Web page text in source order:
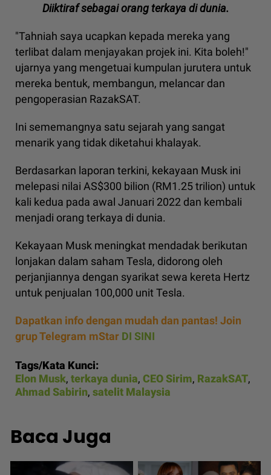
Diiktiraf sebagai orang terkaya di dunia.
"Tahniah saya ucapkan kepada mereka yang
terlibat dalam menjayakan projek ini. Kita boleh!"
ujarnya yang mengetuai kumpulan jurutera untuk
mereka bentuk, membangun, melancar dan
pengoperasian RazakSAT.
Ini sememangnya satu sejarah yang sangat
menarik yang tidak diketahui khalayak.
Berdasarkan laporan terkini, kekayaan Musk ini
melepasi nilai AS$300 bilion (RM1.25 trilion) untuk
kali kedua pada awal Januari 2022 dan kembali
menjadi orang terkaya di dunia.
Kekayaan Musk meningkat mendadak berikutan
lonjakan dalam saham Tesla, didorong oleh
perjanjiannya dengan syarikat sewa kereta Hertz
untuk penjualan 100,000 unit Tesla.
Dapatkan info dengan mudah dan pantas! Join
grup Telegram mStar DI SINI
Tags/Kata Kunci:
Elon Musk, terkaya dunia, CEO Sirim, RazakSAT,
Ahmad Sabirin, satelit Malaysia
Baca Juga